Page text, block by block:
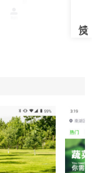
查看学习内容，提